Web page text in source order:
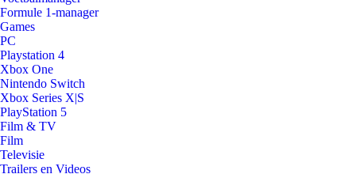
Formule 1-manager
Games
PC
Playstation 4
Xbox One
Nintendo Switch
Xbox Series X|S
PlayStation 5
Film & TV
Film
Televisie
Trailers en Videos